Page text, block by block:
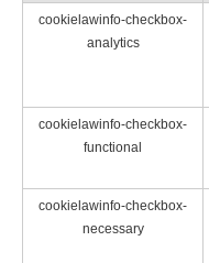
cookielawinfo-checkbox-
analytics
cookielawinfo-checkbox-
functional
cookielawinfo-checkbox-
necessary